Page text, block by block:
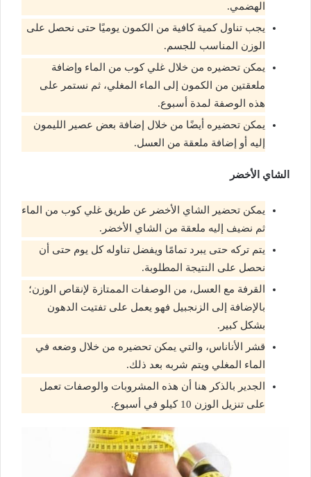
الهضمي.
يجب تناول كمية كافية من الكمون يوميًا حتى نحصل على
الوزن المناسب للجسم.
يمكن تحضيره من خلال غلي كوب من الماء وإضافة
ملعقتين من الكمون إلى الماء المغلي، ثم نستمر على
هذه الوصفة لمدة أسبوع.
يمكن تحضيره أيضًا من خلال إضافة بعض عصير الليمون
إليه أو إضافة ملعقة من العسل.
الشاي الأخضر
يمكن تحضير الشاي الأخضر عن طريق غلي كوب من الماء
ثم نضيف إليه ملعقة من الشاي الأخضر.
يتم تركه حتى يبرد تمامًا ويفضل تناوله كل يوم حتى أن
نحصل على النتيجة المطلوبة.
القرفة مع العسل، من الوصفات الممتازة لإنقاص الوزن؛
بالإضافة إلى الزنجبيل فهو يعمل على تفتيت الدهون
بشكل كبير.
قشر الأناناس، والتي يمكن تحضيره من خلال وضعه في
الماء المغلي ويتم شربه بعد ذلك.
الجدير بالذكر هنا أن هذه المشروبات والوصفات تعمل
على تنزيل الوزن 10 كيلو في أسبوع.